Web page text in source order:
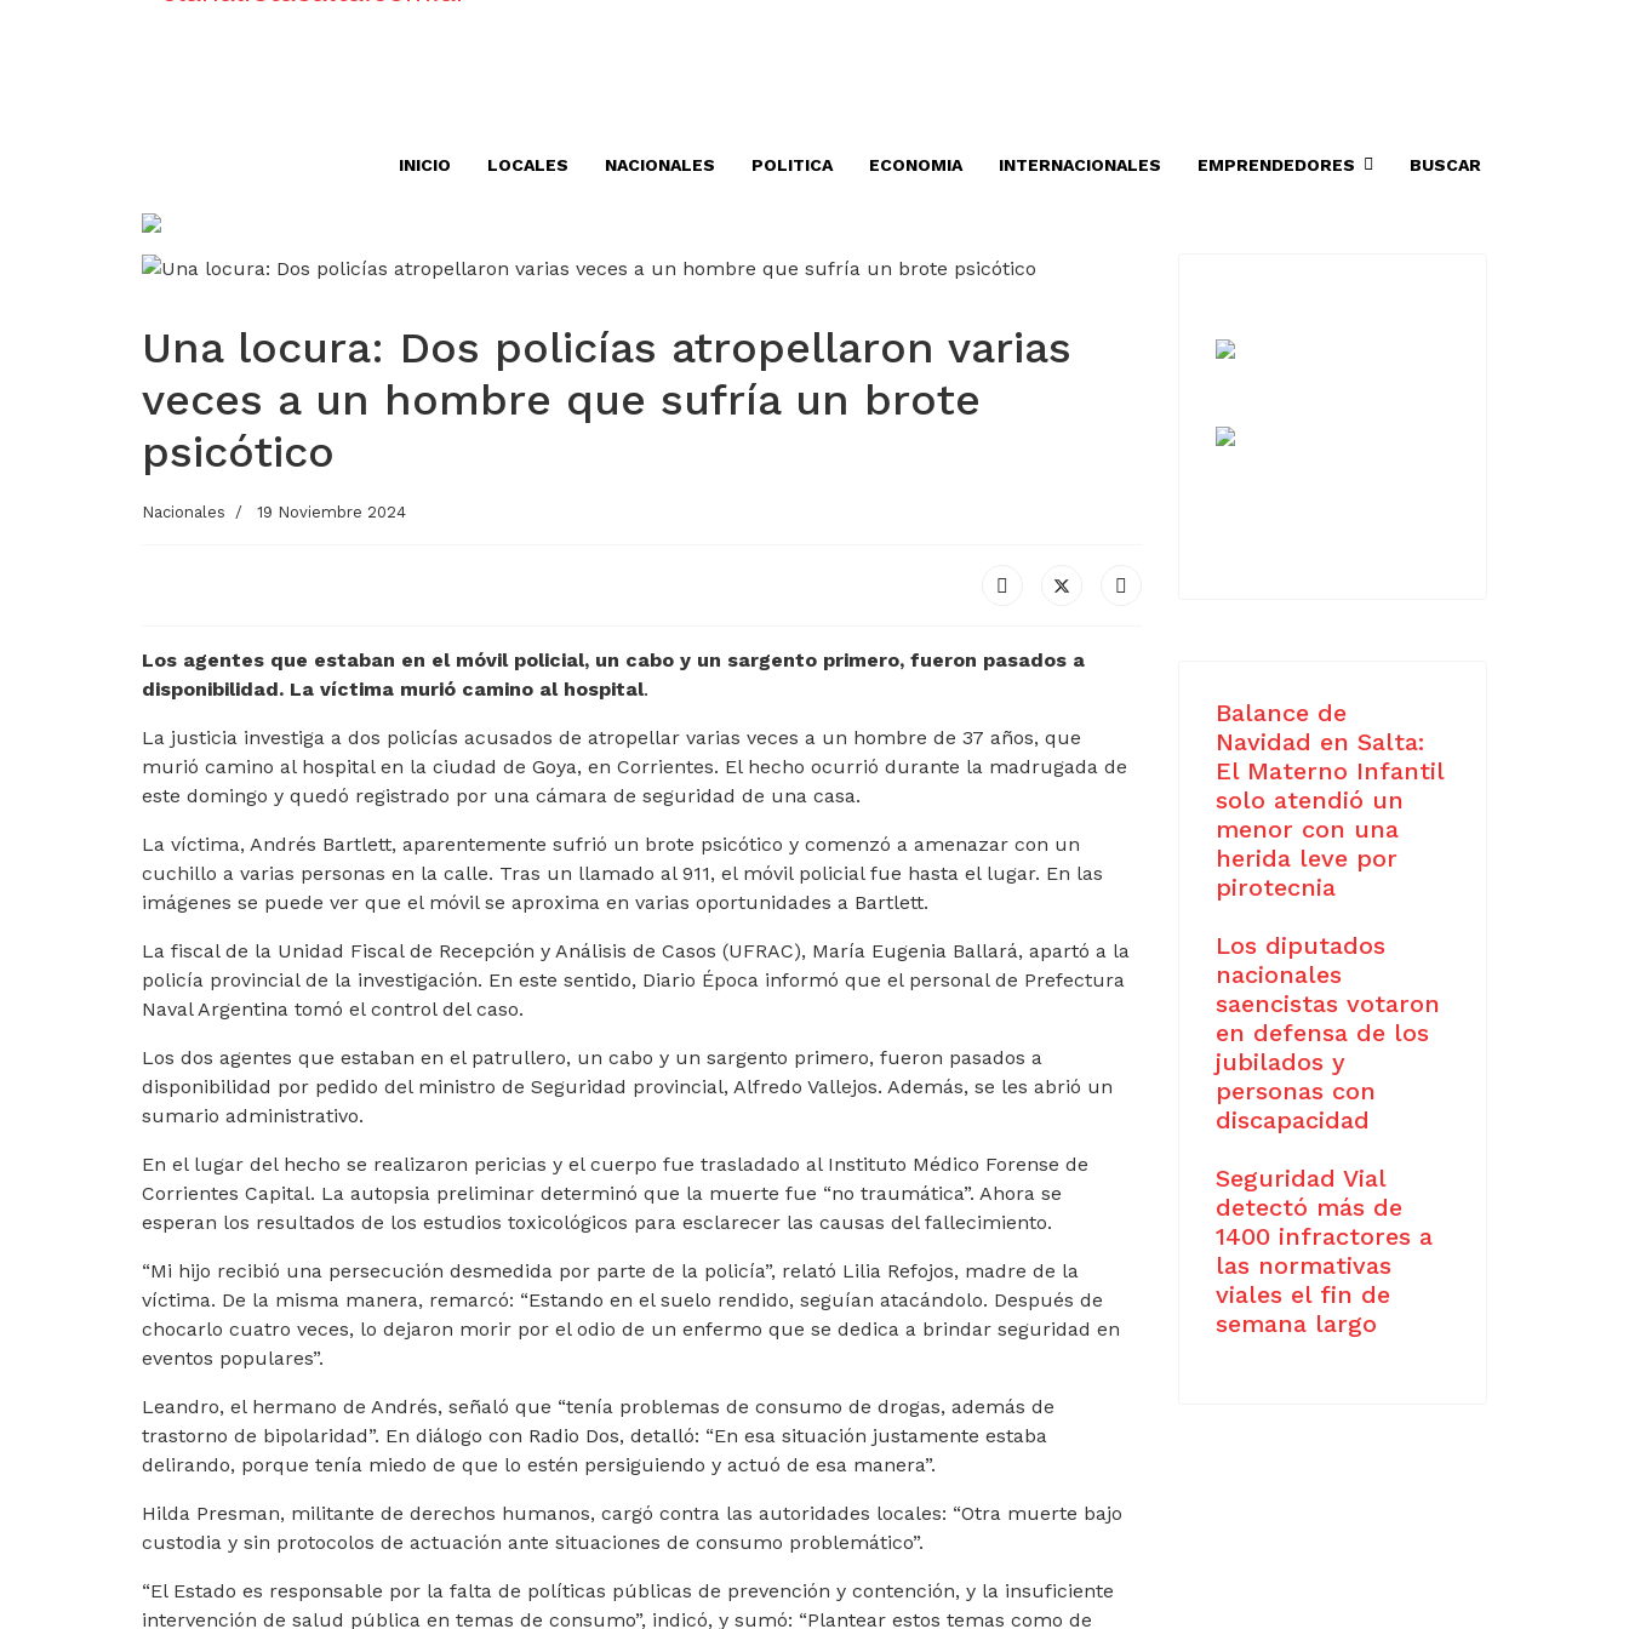
INICIO LOCALES NACIONALES POLITICA ECONOMIA INTERNACIONALES EMPRENDEDORES BUSCAR
Una locura: Dos policías atropellaron varias
veces a un hombre que sufría un brote
psicótico
Nacionales 19 Noviembre 2024
Los agentes que estaban en el móvil policial, un cabo y un sargento primero, fueron pasados a
disponibilidad. La víctima murió camino al hospital.
La justicia investiga a dos policías acusados de atropellar varias veces a un hombre de 37 años, que
murió camino al hospital en la ciudad de Goya, en Corrientes. El hecho ocurrió durante la madrugada de
este domingo y quedó registrado por una cámara de seguridad de una casa.
La víctima, Andrés Bartlett, aparentemente sufrió un brote psicótico y comenzó a amenazar con un
cuchillo a varias personas en la calle. Tras un llamado al 911, el móvil policial fue hasta el lugar. En las
imágenes se puede ver que el móvil se aproxima en varias oportunidades a Bartlett.
La fiscal de la Unidad Fiscal de Recepción y Análisis de Casos (UFRAC), María Eugenia Ballará, apartó a la
policía provincial de la investigación. En este sentido, Diario Época informó que el personal de Prefectura
Naval Argentina tomó el control del caso.
Los dos agentes que estaban en el patrullero, un cabo y un sargento primero, fueron pasados a
disponibilidad por pedido del ministro de Seguridad provincial, Alfredo Vallejos. Además, se les abrió un
sumario administrativo.
En el lugar del hecho se realizaron pericias y el cuerpo fue trasladado al Instituto Médico Forense de
Corrientes Capital. La autopsia preliminar determinó que la muerte fue “no traumática”. Ahora se
esperan los resultados de los estudios toxicológicos para esclarecer las causas del fallecimiento.
“Mi hijo recibió una persecución desmedida por parte de la policía”, relató Lilia Refojos, madre de la
víctima. De la misma manera, remarcó: “Estando en el suelo rendido, seguían atacándolo. Después de
chocarlo cuatro veces, lo dejaron morir por el odio de un enfermo que se dedica a brindar seguridad en
eventos populares”.
Leandro, el hermano de Andrés, señaló que “tenía problemas de consumo de drogas, además de
trastorno de bipolaridad”. En diálogo con Radio Dos, detalló: “En esa situación justamente estaba
delirando, porque tenía miedo de que lo estén persiguiendo y actuó de esa manera”.
Hilda Presman, militante de derechos humanos, cargó contra las autoridades locales: “Otra muerte bajo
custodia y sin protocolos de actuación ante situaciones de consumo problemático”.
“El Estado es responsable por la falta de políticas públicas de prevención y contención, y la insuficiente
intervención de salud pública en temas de consumo”, indicó, y sumó: “Plantear estos temas como de
Balance de
Navidad en Salta:
El Materno Infantil
solo atendió un
menor con una
herida leve por
pirotecnia
Los diputados
nacionales
saencistas votaron
en defensa de los
jubilados y
personas con
discapacidad
Seguridad Vial
detectó más de
1400 infractores a
las normativas
viales el fin de
semana largo